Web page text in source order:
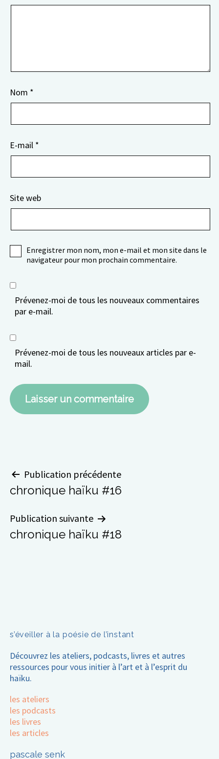
Nom *
E-mail *
Site web
Enregistrer mon nom, mon e-mail et mon site dans le
navigateur pour mon prochain commentaire.
Prévenez-moi de tous les nouveaux commentaires
par e-mail.
Prévenez-moi de tous les nouveaux articles par e-
mail.
Navigation
de
l’article
Publication précédente
chronique haïku #16
Publication suivante
chronique haïku #18
s’éveiller à la poésie de l’instant
Découvrez les ateliers, podcasts, livres et autres
ressources pour vous initier à l’art et à l’esprit du
haïku.
les ateliers
les podcasts
les livres
les articles
pascale senk